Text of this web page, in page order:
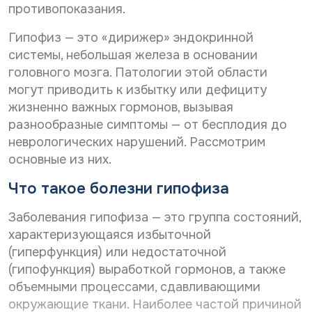
противопоказания.
Гипофиз — это «дирижер» эндокринной
системы, небольшая железа в основании
головного мозга. Патологии этой области
могут приводить к избытку или дефициту
жизненно важных гормонов, вызывая
разнообразные симптомы — от бесплодия до
неврологических нарушений. Рассмотрим
основные из них.
Что такое болезни гипофиза
Заболевания гипофиза — это группа состояний,
характеризующаяся избыточной
(гиперфункция) или недостаточной
(гипофункция) выработкой гормонов, а также
объемными процессами, сдавливающими
окружающие ткани. Наиболее частой причиной
С
о
л
а
с
и
е
н
а
б
р
а
б
о
т
к
у
п
е
Даю согласие наобработку персональных
данных
С
о
г
а
с
и
н
а
р
а
с
с
ы
л
к
у
Даю согласие на получение информационной
рассылки
Отправить
С
г
л
а
с
и
е
н
а
о
б
а
о
т
к
у
п
е
р
с
Даю согласие на
Отправить
Телефон*
E-mail*
Дата выдачи направления*
Наименование направившего лечебного учреждения*
ФИО направившего врача, указанного в направлении*